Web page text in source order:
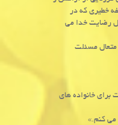
خطیری که در
رضایت خدا می
متعال مسئلت
برای خانواده های
می کنم.»